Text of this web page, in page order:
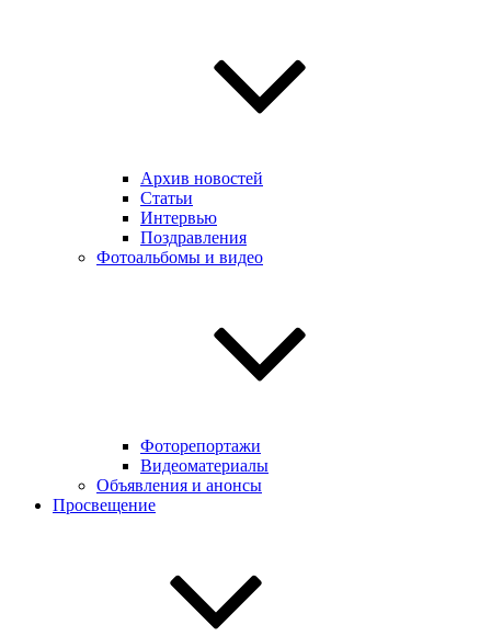
Архив новостей
Статьи
Интервью
Поздравления
Фотоальбомы и видео
Фоторепортажи
Видеоматериалы
Объявления и анонсы
Просвещение